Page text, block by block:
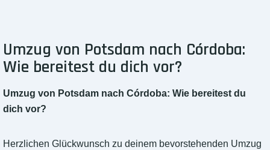
Umzug von Potsdam nach Córdoba:
Wie bereitest du dich vor?
Umzug von Potsdam nach Córdoba: Wie bereitest du
dich vor?
Herzlichen Glückwunsch zu deinem bevorstehenden Umzug